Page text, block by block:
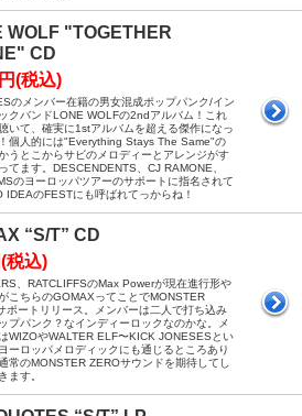
WOLF "TOGETHER
CD
(税込)
のメンバー在籍の男女混成ポップパンク/イン
クバンドLONE WOLFの2ndアルバム！これ
いて、確実に1stアルバムを超える傑作になっ
個人的には"Everything Stays The Same"の
うとこからサビのメロディーとアレンジがす
てます。DESCENDENTS、CJ RAMONE、
のヨーロッパツアーのサポートに指名されて
IDEAのFESTにも呼ばれてっからね！
“S/T” CD
税込)
、RATCLIFFSのMax Powerが現在進行形や
こちらのGOMAXってことでMONSTER
ポートリリース。メンバーは二人で打ち込み
プパンク？なインディーロックなのかな。メ
WIZOやWALTER ELF〜KICK JONESESとい
ーロッパメロディックにも通じるところあり
常のMONSTER ZEROサウンドを期待してし
ます。